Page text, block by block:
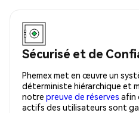
Sécurisé et de
Phemex met en œuvre un
déterministe hiérarchique et
notre preuve de réserves afin
actifs des utilisateurs sont